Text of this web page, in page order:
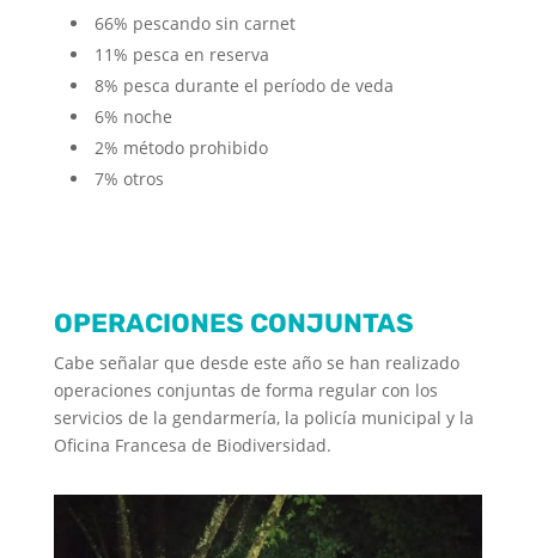
66% pescando sin carnet
11% pesca en reserva
8% pesca durante el período de veda
6% noche
2% método prohibido
7% otros
OPERACIONES CONJUNTAS
Cabe señalar que desde este año se han realizado
operaciones conjuntas de forma regular con los
servicios de la gendarmería, la policía municipal y la
Oficina Francesa de Biodiversidad.